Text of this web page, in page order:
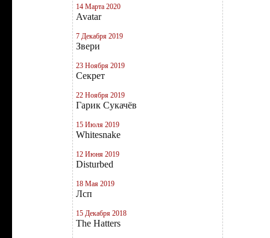
14 Марта 2020
Avatar
7 Декабря 2019
Звери
23 Ноября 2019
Секрет
22 Ноября 2019
Гарик Сукачёв
15 Июля 2019
Whitesnake
12 Июня 2019
Disturbed
18 Мая 2019
Лсп
15 Декабря 2018
The Hatters